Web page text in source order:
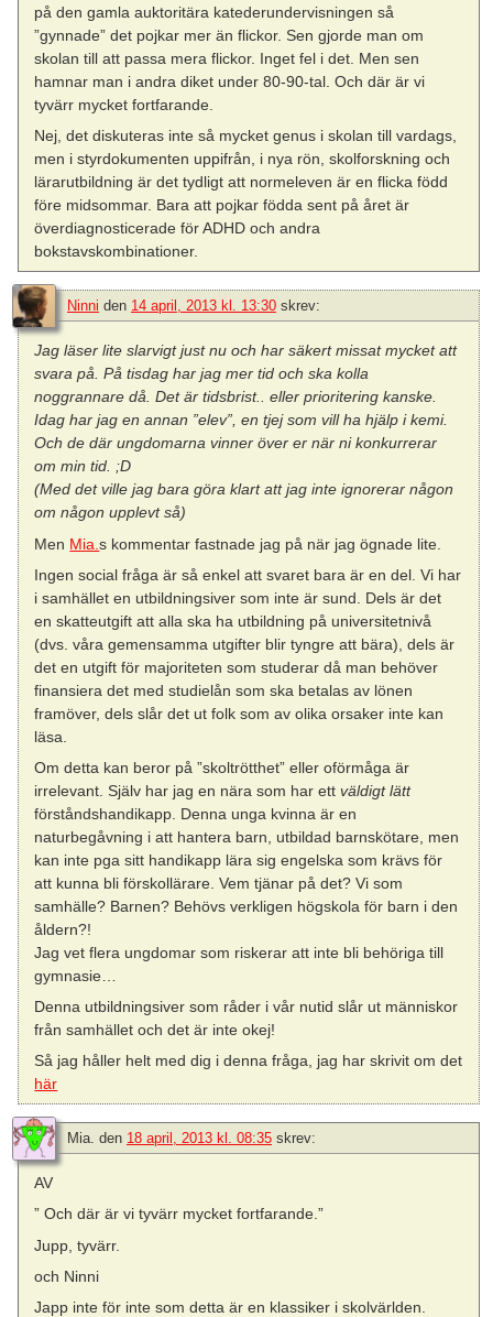
på den gamla auktoritära katederundervisningen så
”gynnade” det pojkar mer än flickor. Sen gjorde man om
skolan till att passa mera flickor. Inget fel i det. Men sen
hamnar man i andra diket under 80-90-tal. Och där är vi
tyvärr mycket fortfarande.
Nej, det diskuteras inte så mycket genus i skolan till vardags,
men i styrdokumenten uppifrån, i nya rön, skolforskning och
lärarutbildning är det tydligt att normeleven är en flicka född
före midsommar. Bara att pojkar födda sent på året är
överdiagnosticerade för ADHD och andra
bokstavskombinationer.
Ninni den 14 april, 2013 kl. 13:30 skrev:
Jag läser lite slarvigt just nu och har säkert missat mycket att
svara på. På tisdag har jag mer tid och ska kolla
noggrannare då. Det är tidsbrist.. eller prioritering kanske.
Idag har jag en annan ”elev”, en tjej som vill ha hjälp i kemi.
Och de där ungdomarna vinner över er när ni konkurrerar
om min tid. ;D
(Med det ville jag bara göra klart att jag inte ignorerar någon
om någon upplevt så)
Men Mia.s kommentar fastnade jag på när jag ögnade lite.
Ingen social fråga är så enkel att svaret bara är en del. Vi har
i samhället en utbildningsiver som inte är sund. Dels är det
en skatteutgift att alla ska ha utbildning på universitetnivå
(dvs. våra gemensamma utgifter blir tyngre att bära), dels är
det en utgift för majoriteten som studerar då man behöver
finansiera det med studielån som ska betalas av lönen
framöver, dels slår det ut folk som av olika orsaker inte kan
läsa.
Om detta kan beror på ”skoltrötthet” eller oförmåga är
irrelevant. Själv har jag en nära som har ettväldigt lätt
förståndshandikapp. Denna unga kvinna är en
naturbegåvning i att hantera barn, utbildad barnskötare, men
kan inte pga sitt handikapp lära sig engelska som krävs för
att kunna bli förskollärare. Vem tjänar på det? Vi som
samhälle? Barnen? Behövs verkligen högskola för barn i den
åldern?!
Jag vet flera ungdomar som riskerar att inte bli behöriga till
gymnasie…
Denna utbildningsiver som råder i vår nutid slår ut människor
från samhället och det är inte okej!
Så jag håller helt med dig i denna fråga, jag har skrivit om det
här
Mia. den 18 april, 2013 kl. 08:35 skrev:
AV
” Och där är vi tyvärr mycket fortfarande.”
Jupp, tyvärr.
och Ninni
Japp inte för inte som detta är en klassiker i skolvärlden.